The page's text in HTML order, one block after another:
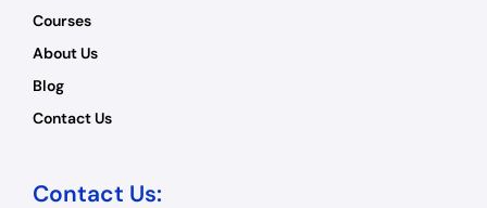
Courses
About Us
Blog
Contact Us
Contact Us: